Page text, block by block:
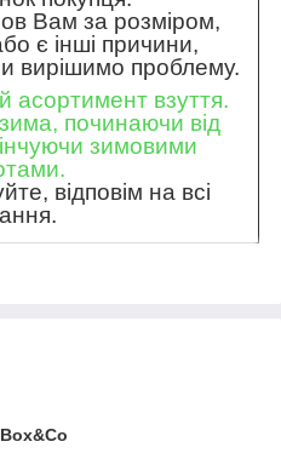
Вам за розміром,
є інші причини,
вирішимо проблему.
асортимент взуття.
починаючи від
зимовими
відповім на всі
Box&Co